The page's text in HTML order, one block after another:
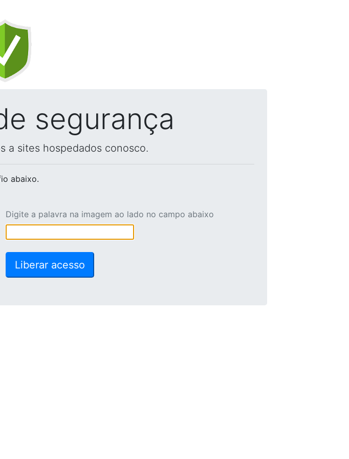
segurança
a sites hospedados conosco.
abaixo.
Digite a palavra na imagem ao lado no campo abaixo